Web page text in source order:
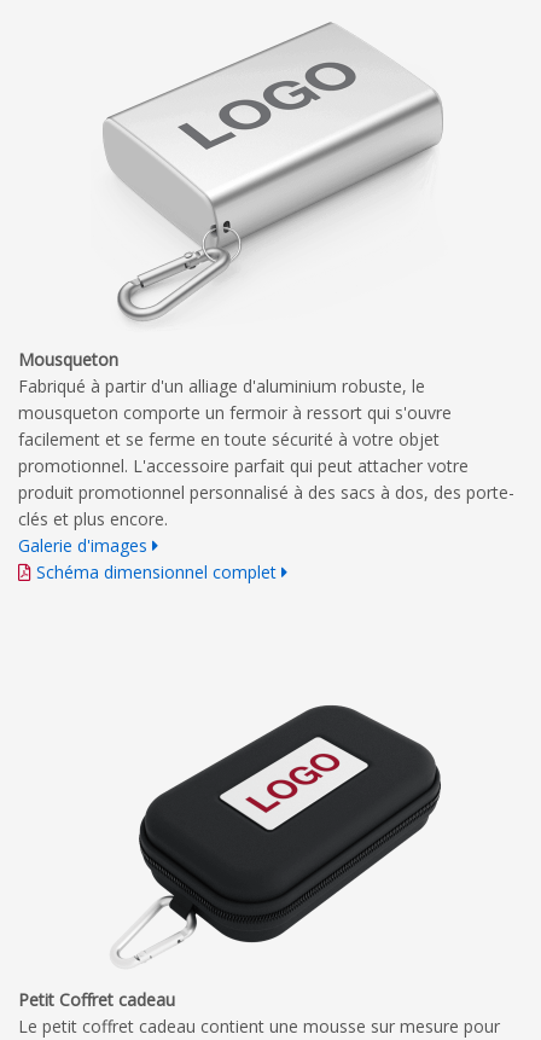
Mousqueton
Fabriqué à partir d'un alliage d'aluminium robuste, le
mousqueton comporte un fermoir à ressort qui s'ouvre
facilement et se ferme en toute sécurité à votre objet
promotionnel. L'accessoire parfait qui peut attacher votre
produit promotionnel personnalisé à des sacs à dos, des porte-
clés et plus encore.
Galerie d'images
Schéma dimensionnel complet
Petit Coffret cadeau
Le petit coffret cadeau contient une mousse sur mesure pour